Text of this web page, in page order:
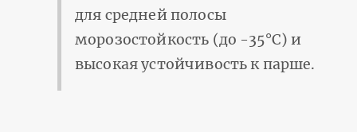
для средней полосы
морозостойкость (до -35°С) и
высокая устойчивость к парше.